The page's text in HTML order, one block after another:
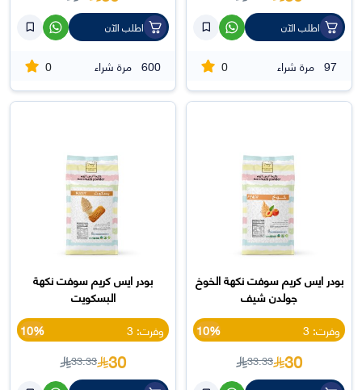
اطلب الآن
97 مرة شراء 0
اطلب الآن
600 مرة شراء 0
بودر ايس كريم سوفت نكهة الخوخ
جولدن شيف
وفرت: 3
10%
30
33.33
بودر ايس كريم سوفت نكهة
البسكويت
وفرت: 3
10%
30
33.33